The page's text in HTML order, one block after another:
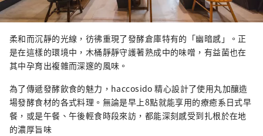
柔和而沉靜的光線，彷彿重現了發酵倉庫特有的「幽暗感」。正
是在這樣的環境中，木桶靜靜守護著熟成中的味噌，有益菌也在
其中孕育出複雜而深邃的風味。
為了傳遞發酵飲食的魅力，haccosido 精心設計了使用丸加釀造
場發酵食材的各式料理。無論是早上8點就能享用的療癒系日式早
餐，或是午餐、午後輕食時段來訪，都能深刻感受到扎根於在地
的濃厚旨味